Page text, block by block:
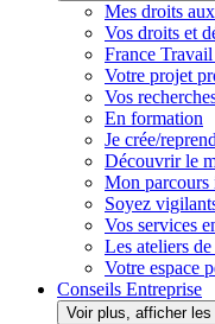
Mes droits
Vos droits et
France
Votre projet
Vos
En formation
Je crée/
Découvrir le
Mon parcours
Soyez
Vos services
Les ateliers
Votre espace
Conseils Entreprise
Voir plus, afficher